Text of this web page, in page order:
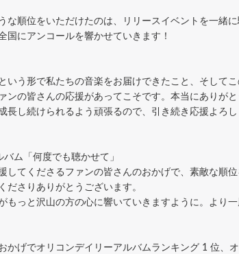
な順位をいただけたのは、リリースイベントを一緒
国にアンコールを響かせていきます！
いう形で私たちの音楽をお届けできたこと、そして
ンの皆さんの応援があってこそです。本当にありがと
長し続けられるよう頑張るので、引き続き応援よろし
バム「何度でも聴かせて」
してくださるファンの皆さんのおかげで、素敵な順
ださりありがとうございます。
もっと沢山の方の心に響いていきますように。より
かげでオリコンデイリーアルバムランキング 1 位、